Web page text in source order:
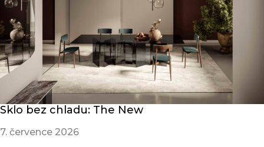
Sklo bez chladu: The New
7. července 2026